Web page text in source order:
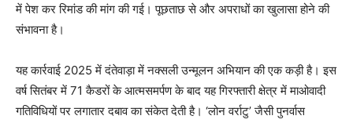
में पेश कर रिमांड की मांग की गई। पूछताछ से और अपराधों का खुलासा होने की
संभावना है।
यह कार्रवाई 2025 में दंतेवाड़ा में नक्सली उन्मूलन अभियान की एक कड़ी है। इस
वर्ष सितंबर में 71 कैडरों के आत्मसमर्पण के बाद यह गिरफ्तारी क्षेत्र में माओवादी
गतिविधियों पर लगातार दबाव का संकेत देती है। ‘लोन वर्राटु’ जैसी पुनर्वास